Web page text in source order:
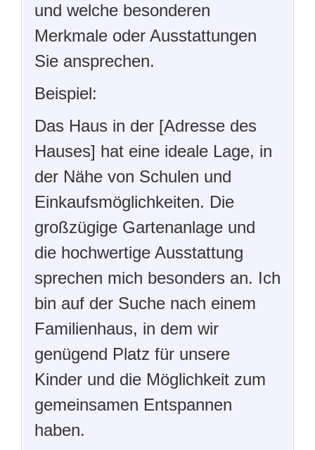
und welche besonderen
Merkmale oder Ausstattungen
Sie ansprechen.
Beispiel:
Das Haus in der [Adresse des
Hauses] hat eine ideale Lage, in
der Nähe von Schulen und
Einkaufsmöglichkeiten. Die
großzügige Gartenanlage und
die hochwertige Ausstattung
sprechen mich besonders an. Ich
bin auf der Suche nach einem
Familienhaus, in dem wir
genügend Platz für unsere
Kinder und die Möglichkeit zum
gemeinsamen Entspannen
haben.